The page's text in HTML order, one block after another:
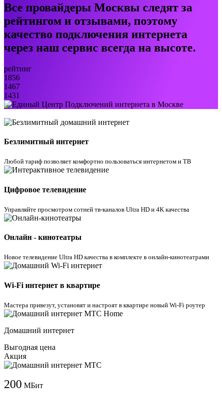
Все провайдеры Москвы следят за
рейтингом и отзывами, поэтому
качество подключения интернета
через наш сервис всегда на высоте.
рейтинг
1856
1467
1431
Безлимитный интернет
Любой тариф позволяет комфортно пользоваться интернетом и ТВ
Цифровое телевидение
Управляйте просмотром cотней тв-каналов Ultra HD и 4K качества
Онлайн - кинотеатры
Новое телевидение Ultra HD качества в комплекте в онлайн-кинотеатрами
Wi-Fi интернет в квартире
Мастера привезут, установят и настроят в квартире новый Wi-Fi роутер
Домашний интернет
Выгодная цена
Акция
200 МБит